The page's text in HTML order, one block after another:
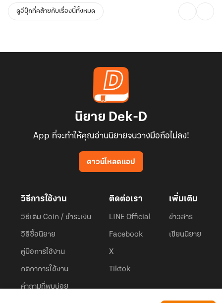
ดูอีบุ๊กที่คล้ายกับเรื่องนี้ทั้งหมด
นิยาย Dek-D
App ที่จะทำให้คุณอ่านนิยายจนวางมือถือไม่ลง!
ดาวน์โหลดแอป
วิธีการใช้งาน
วิธีเติม Coin / ชำระเงิน
วิธีซื้อนิยาย
คู่มือการใช้งาน
กติกาการใช้งาน
คำถามที่พบบ่อย
ติดต่อเรา
LINE Official
Facebook
X
Tiktok
เพิ่มเติม
ข่าวสาร
เขียนนิยาย